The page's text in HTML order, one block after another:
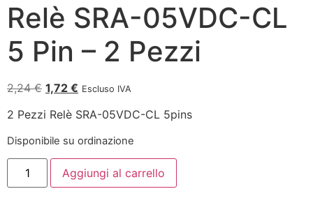
Relè SRA-05VDC-CL
5 Pin – 2 Pezzi
2,24€ 1,72 € Escluso IVA
2 Pezzi Relè SRA-05VDC-CL 5pins
Disponibile su ordinazione
Aggiungi al carrello